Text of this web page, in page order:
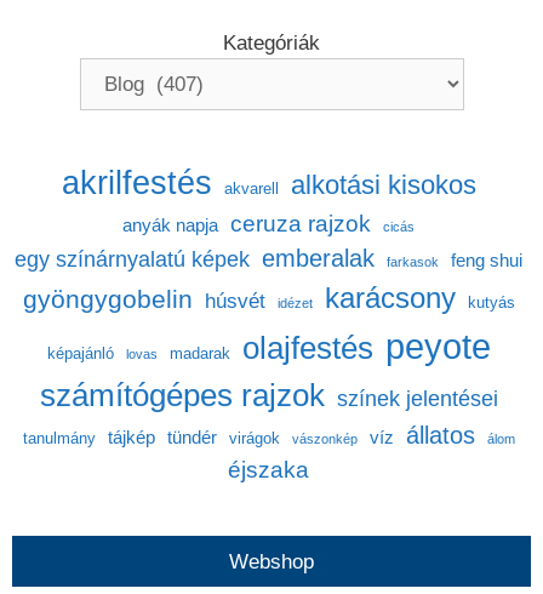
Kategóriák
akrilfestés akvarell alkotási kisokos
anyák napja ceruza rajzok cicás
egy színárnyalatú képek emberalak farkasok feng shui
gyöngygobelin húsvét idézet karácsony kutyás
képajánló lovas madarak olajfestés peyote
számítógépes rajzok színek jelentései
tanulmány tájkép tündér virágok vászonkép víz állatos álom
éjszaka
Webshop